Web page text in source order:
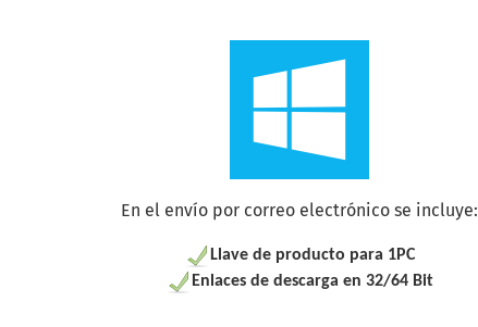
En el envío por correo electrónico se incluye:
Llave de producto para 1PC
Enlaces de descarga en 32/64 Bit